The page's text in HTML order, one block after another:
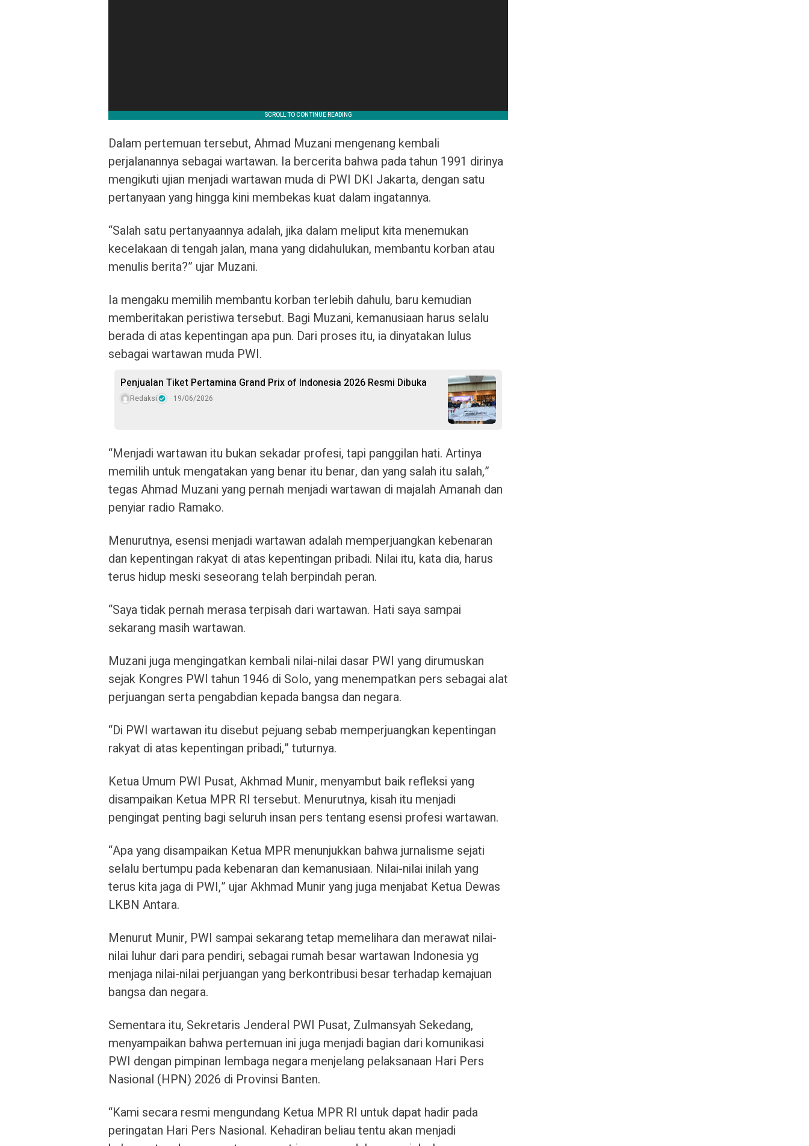
Dalam pertemuan tersebut, Ahmad Muzani mengenang kembali
perjalanannya sebagai wartawan. Ia bercerita bahwa pada tahun 1991 dirinya
mengikuti ujian menjadi wartawan muda di PWI DKI Jakarta, dengan satu
pertanyaan yang hingga kini membekas kuat dalam ingatannya.
“Salah satu pertanyaannya adalah, jika dalam meliput kita menemukan
kecelakaan di tengah jalan, mana yang didahulukan, membantu korban atau
menulis berita?” ujar Muzani.
Ia mengaku memilih membantu korban terlebih dahulu, baru kemudian
memberitakan peristiwa tersebut. Bagi Muzani, kemanusiaan harus selalu
berada di atas kepentingan apa pun. Dari proses itu, ia dinyatakan lulus
sebagai wartawan muda PWI.
Penjualan Tiket Pertamina Grand Prix of Indonesia 2026 Resmi Dibuka
Redaksi 19/06/2026
“Menjadi wartawan itu bukan sekadar profesi, tapi panggilan hati. Artinya
memilih untuk mengatakan yang benar itu benar, dan yang salah itu salah,”
tegas Ahmad Muzani yang pernah menjadi wartawan di majalah Amanah dan
penyiar radio Ramako.
Menurutnya, esensi menjadi wartawan adalah memperjuangkan kebenaran
dan kepentingan rakyat di atas kepentingan pribadi. Nilai itu, kata dia, harus
terus hidup meski seseorang telah berpindah peran.
“Saya tidak pernah merasa terpisah dari wartawan. Hati saya sampai
sekarang masih wartawan.
Muzani juga mengingatkan kembali nilai-nilai dasar PWI yang dirumuskan
sejak Kongres PWI tahun 1946 di Solo, yang menempatkan pers sebagai alat
perjuangan serta pengabdian kepada bangsa dan negara.
“Di PWI wartawan itu disebut pejuang sebab memperjuangkan kepentingan
rakyat di atas kepentingan pribadi,” tuturnya.
Ketua Umum PWI Pusat, Akhmad Munir, menyambut baik refleksi yang
disampaikan Ketua MPR RI tersebut. Menurutnya, kisah itu menjadi
pengingat penting bagi seluruh insan pers tentang esensi profesi wartawan.
“Apa yang disampaikan Ketua MPR menunjukkan bahwa jurnalisme sejati
selalu bertumpu pada kebenaran dan kemanusiaan. Nilai-nilai inilah yang
terus kita jaga di PWI,” ujar Akhmad Munir yang juga menjabat Ketua Dewas
LKBN Antara.
Menurut Munir, PWI sampai sekarang tetap memelihara dan merawat nilai-
nilai luhur dari para pendiri, sebagai rumah besar wartawan Indonesia yg
menjaga nilai-nilai perjuangan yang berkontribusi besar terhadap kemajuan
bangsa dan negara.
Sementara itu, Sekretaris Jenderal PWI Pusat, Zulmansyah Sekedang,
menyampaikan bahwa pertemuan ini juga menjadi bagian dari komunikasi
PWI dengan pimpinan lembaga negara menjelang pelaksanaan Hari Pers
Nasional (HPN) 2026 di Provinsi Banten.
“Kami secara resmi mengundang Ketua MPR RI untuk dapat hadir pada
peringatan Hari Pers Nasional. Kehadiran beliau tentu akan menjadi